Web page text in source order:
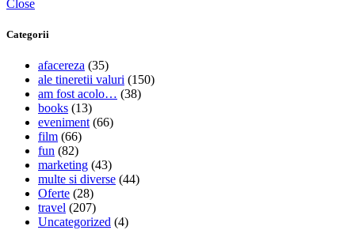
Close
Categorii
afacereza (35)
ale tineretii valuri (150)
am fost acolo… (38)
books (13)
eveniment (66)
film (66)
fun (82)
marketing (43)
multe si diverse (44)
Oferte (28)
travel (207)
Uncategorized (4)